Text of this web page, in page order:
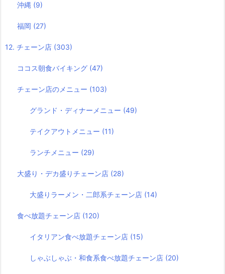
沖縄 (9)
福岡 (27)
12. チェーン店 (303)
ココス朝食バイキング (47)
チェーン店のメニュー (103)
グランド・ディナーメニュー (49)
テイクアウトメニュー (11)
ランチメニュー (29)
大盛り・デカ盛りチェーン店 (28)
大盛りラーメン・二郎系チェーン店 (14)
食べ放題チェーン店 (120)
イタリアン食べ放題チェーン店 (15)
しゃぶしゃぶ・和食系食べ放題チェーン店 (20)